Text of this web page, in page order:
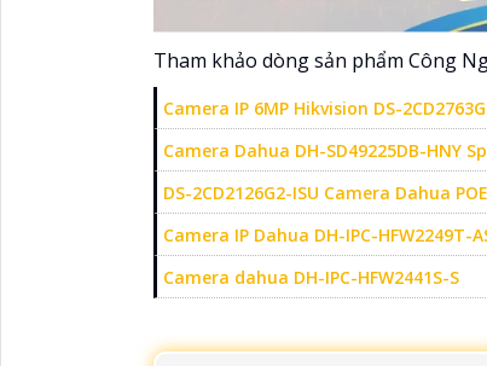
Tham khảo dòng sản phẩm Công
Camera IP 6MP Hikvision DS-
Camera Dahua DH-SD49225DB-HNY
DS-2CD2126G2-ISU Camera Dahua POE
Camera IP Dahua DH-IPC-HFW2249T-
Camera dahua DH-IPC-HFW2441S-S